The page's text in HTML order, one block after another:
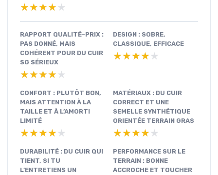
★★★★★
★★★★★
RAPPORT QUALITÉ-PRIX :
PAS DONNÉ, MAIS
COHÉRENT POUR DU CUIR
SG SÉRIEUX
★★★★★
★★★★★
DESIGN : SOBRE,
CLASSIQUE, EFFICACE
★★★★★
★★★★★
CONFORT : PLUTÔT BON,
MAIS ATTENTION À LA
TAILLE ET À L’AMORTI
LIMITÉ
★★★★★
★★★★★
MATÉRIAUX : DU CUIR
CORRECT ET UNE
SEMELLE SYNTHÉTIQUE
ORIENTÉE TERRAIN GRAS
★★★★★
★★★★★
DURABILITÉ : DU CUIR QUI
TIENT, SI TU
L’ENTRETIENS UN
PERFORMANCE SUR LE
TERRAIN : BONNE
ACCROCHE ET TOUCHER